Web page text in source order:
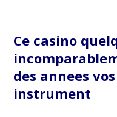
Ce casino
des annees
instrument